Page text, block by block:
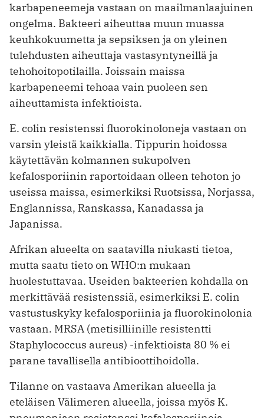
karbapeneemeja vastaan on maailmanlaajuinen
ongelma. Bakteeri aiheuttaa muun muassa
keuhkokuumetta ja sepsiksen ja on yleinen
tulehdusten aiheuttaja vastasyntyneillä ja
tehohoitopotilailla. Joissain maissa
karbapeneemi tehoaa vain puoleen sen
aiheuttamista infektioista.
E. colin resistenssi fluorokinoloneja vastaan on
varsin yleistä kaikkialla. Tippurin hoidossa
käytettävän kolmannen sukupolven
kefalosporiinin raportoidaan olleen tehoton jo
useissa maissa, esimerkiksi Ruotsissa, Norjassa,
Englannissa, Ranskassa, Kanadassa ja
Japanissa.
Afrikan alueelta on saatavilla niukasti tietoa,
mutta saatu tieto on WHO:n mukaan
huolestuttavaa. Useiden bakteerien kohdalla on
merkittävää resistenssiä, esimerkiksi E. colin
vastustuskyky kefalosporiinia ja fluorokinolonia
vastaan. MRSA (metisilliinille resistentti
Staphylococcus aureus) -infektioista 80 % ei
parane tavallisella antibioottihoidolla.
Tilanne on vastaava Amerikan alueella ja
eteläisen Välimeren alueella, joissa myös K.